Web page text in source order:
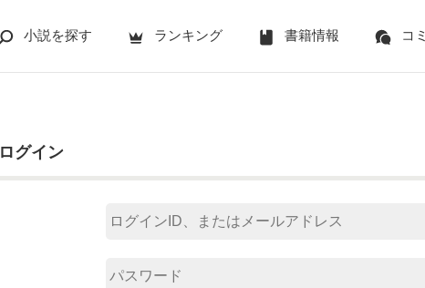
小説を探す ランキング 書籍情報 コ
ログイン